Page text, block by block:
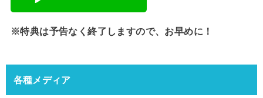
※特典は予告なく終了しますので、お早めに！
各種メディア